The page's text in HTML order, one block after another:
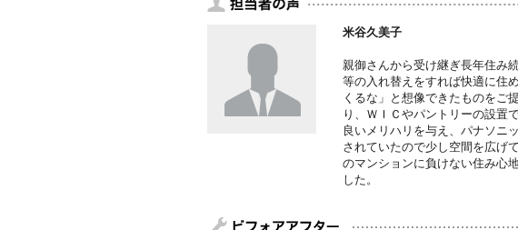
米谷久美子
親御さんから受け継ぎ長年住み
等の入れ替えをすれば快適に住
くるな」と想像できたものをご
り、ＷＩＣやパントリーの設置
良いメリハリを与え、パナソニ
されていたので少し空間を広げ
のマンションに負けない住み心
した。